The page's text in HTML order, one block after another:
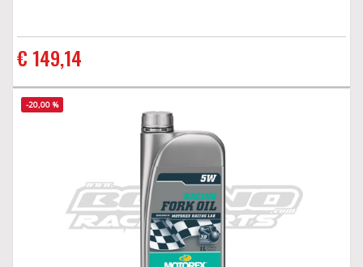
€ 149,14
-20,00 %